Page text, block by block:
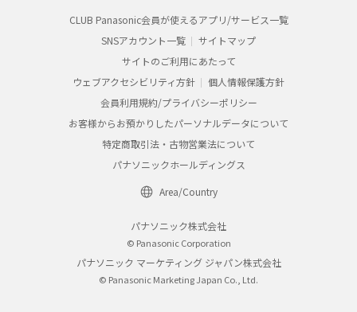
CLUB Panasonic会員が使えるアプリ/サービス一覧
SNSアカウント一覧
サイトマップ
サイトのご利用にあたって
ウェブアクセシビリティ方針
個人情報保護方針
会員利用規約/プライバシーポリシー
お客様からお預かりしたパーソナルデータについて
特定商取引法・古物営業法について
パナソニックホールディングス
Area/Country
パナソニック株式会社
© Panasonic Corporation
パナソニック マーケティング ジャパン株式会社
© Panasonic Marketing Japan Co., Ltd.